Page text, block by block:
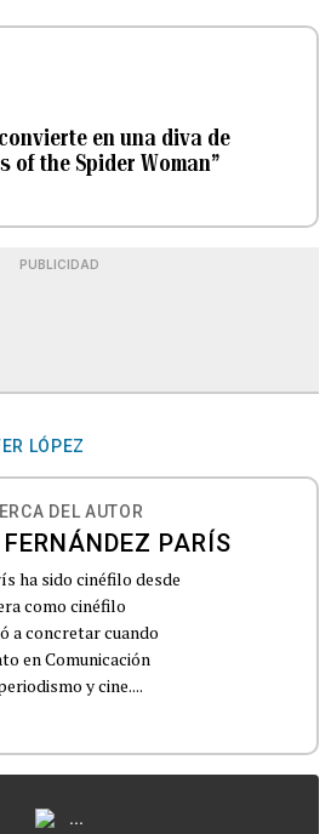
en una diva de
of the Spider Woman”
PUBLICIDAD
LÓPEZ
DEL AUTOR
PARÍS
ha sido cinéfilo desde
como cinéfilo
a concretar cuando
en Comunicación
y cine....
...